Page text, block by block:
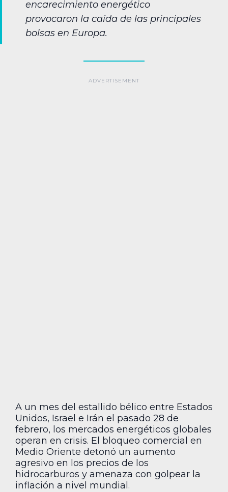
encarecimiento energético
provocaron la caída de las principales
bolsas en Europa.
A un mes del estallido bélico entre Estados
Unidos, Israel e Irán el pasado 28 de
febrero, los mercados energéticos globales
operan en crisis. El bloqueo comercial en
Medio Oriente detonó un aumento
agresivo en los precios de los
hidrocarburos y amenaza con golpear la
inflación a nivel mundial.